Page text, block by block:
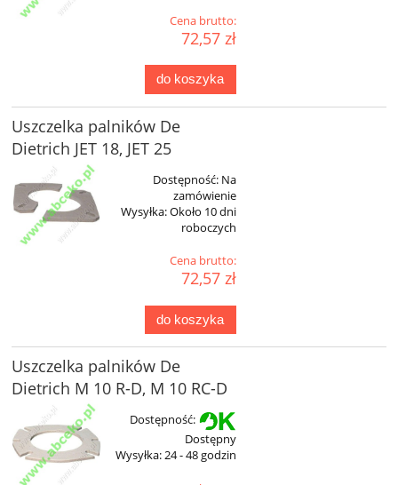
Cena brutto:
72,57 zł
do koszyka
Uszczelka palników De
Dietrich JET 18, JET 25
Dostępność: Na
zamówienie
Wysyłka:Około 10 dni
roboczych
Cena brutto:
72,57 zł
do koszyka
Uszczelka palników De
Dietrich M 10 R-D, M 10 RC-D
Dostępność:
Dostępny
Wysyłka:24 - 48 godzin